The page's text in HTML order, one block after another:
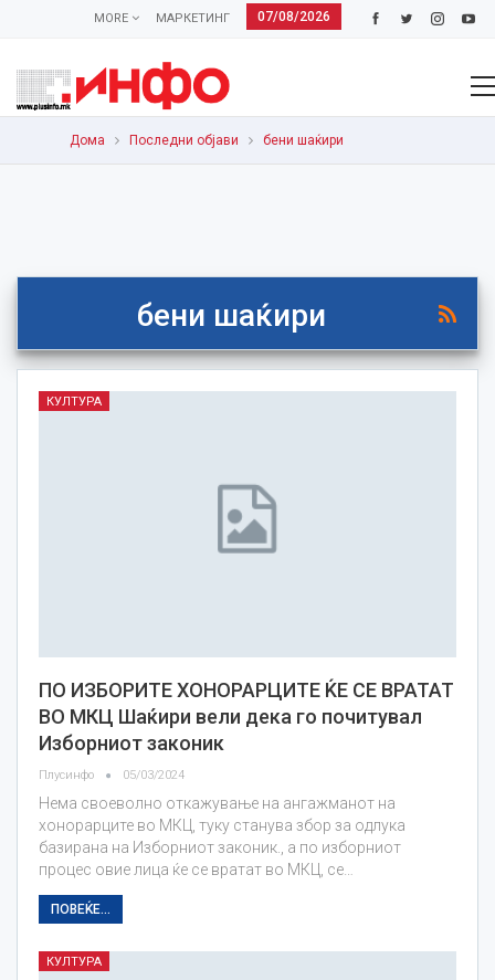
07/08/2026
МАРКЕТИНГ
MORE
Дома Последни објави бени шаќири
бени шаќири
КУЛТУРА
ПО ИЗБОРИТЕ ХОНОРАРЦИТЕ ЌЕ СЕ ВРАТАТ
ВО МКЦ Шаќири вели дека го почитувал
Изборниот законик
Плусинфо 05/03/2024
Нема своеволно откажување на ангажманот на
хонорарците во МКЦ, туку станува збор за одлука
базирана на Изборниот законик., а по изборниот
процес овие лица ќе се вратат во МКЦ, се…
ПОВЕЌЕ...
КУЛТУРА